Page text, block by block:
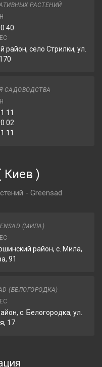
РАСТЕНИЙ
40
село Стрилки, ул.
САДОВОДСТВА
11
02
11
Киев )
- Greensad
(МИЛА)
район, с. Мила,
91
(БЕЛОГОРОДКА)
с. Белогородка, ул.
17